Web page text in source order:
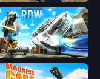
Real Drift World